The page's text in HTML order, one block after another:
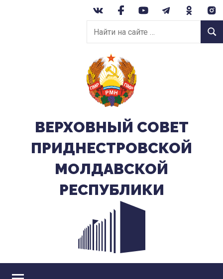
Найти
на
сайте:
ВЕРХОВНЫЙ CОВЕТ
ПРИДНЕСТРОВСКОЙ
МОЛДАВСКОЙ
РЕСПУБЛИКИ